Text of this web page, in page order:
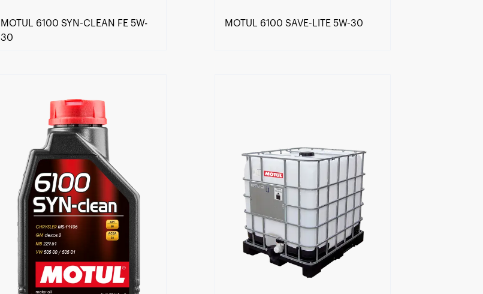
Händlersuche
MOTUL 6100 SYN-CLEAN FE 5W-
30
MOTUL 6100 SAVE-LITE 5W-30